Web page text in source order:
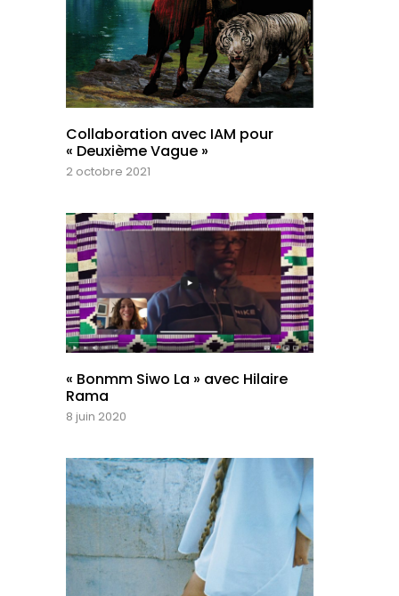
Collaboration avec IAM pour
« Deuxième Vague »
2 octobre 2021
« Bonmm Siwo La » avec Hilaire
Rama
8 juin 2020